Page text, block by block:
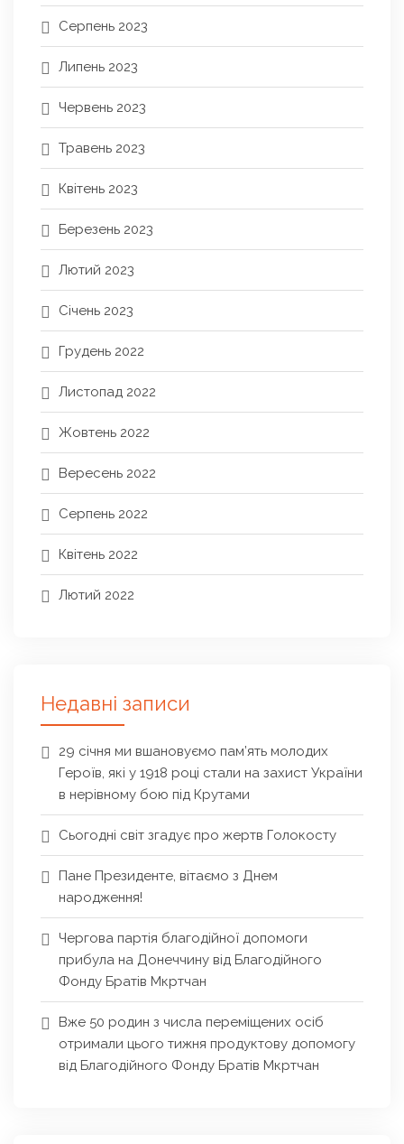
Серпень 2023
Липень 2023
Червень 2023
Травень 2023
Квітень 2023
Березень 2023
Лютий 2023
Січень 2023
Грудень 2022
Листопад 2022
Жовтень 2022
Вересень 2022
Серпень 2022
Квітень 2022
Лютий 2022
Недавні записи
29 січня ми вшановуємо пам’ять молодих
Героїв, які у 1918 році стали на захист України
в нерівному бою під Крутами
Сьогодні світ згадує про жертв Голокосту
Пане Президенте, вітаємо з Днем
народження!
Чергова партія благодійної допомоги
прибула на Донеччину від Благодійного
Фонду Братів Мкртчан
Вже 50 родин з числа переміщених осіб
отримали цього тижня продуктову допомогу
від Благодійного Фонду Братів Мкртчан